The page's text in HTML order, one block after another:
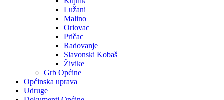
Lužani
Malino
Oriovac
Pričac
Radovanje
Slavonski Kobaš
Živike
Grb Općine
Općinska uprava
Udruge